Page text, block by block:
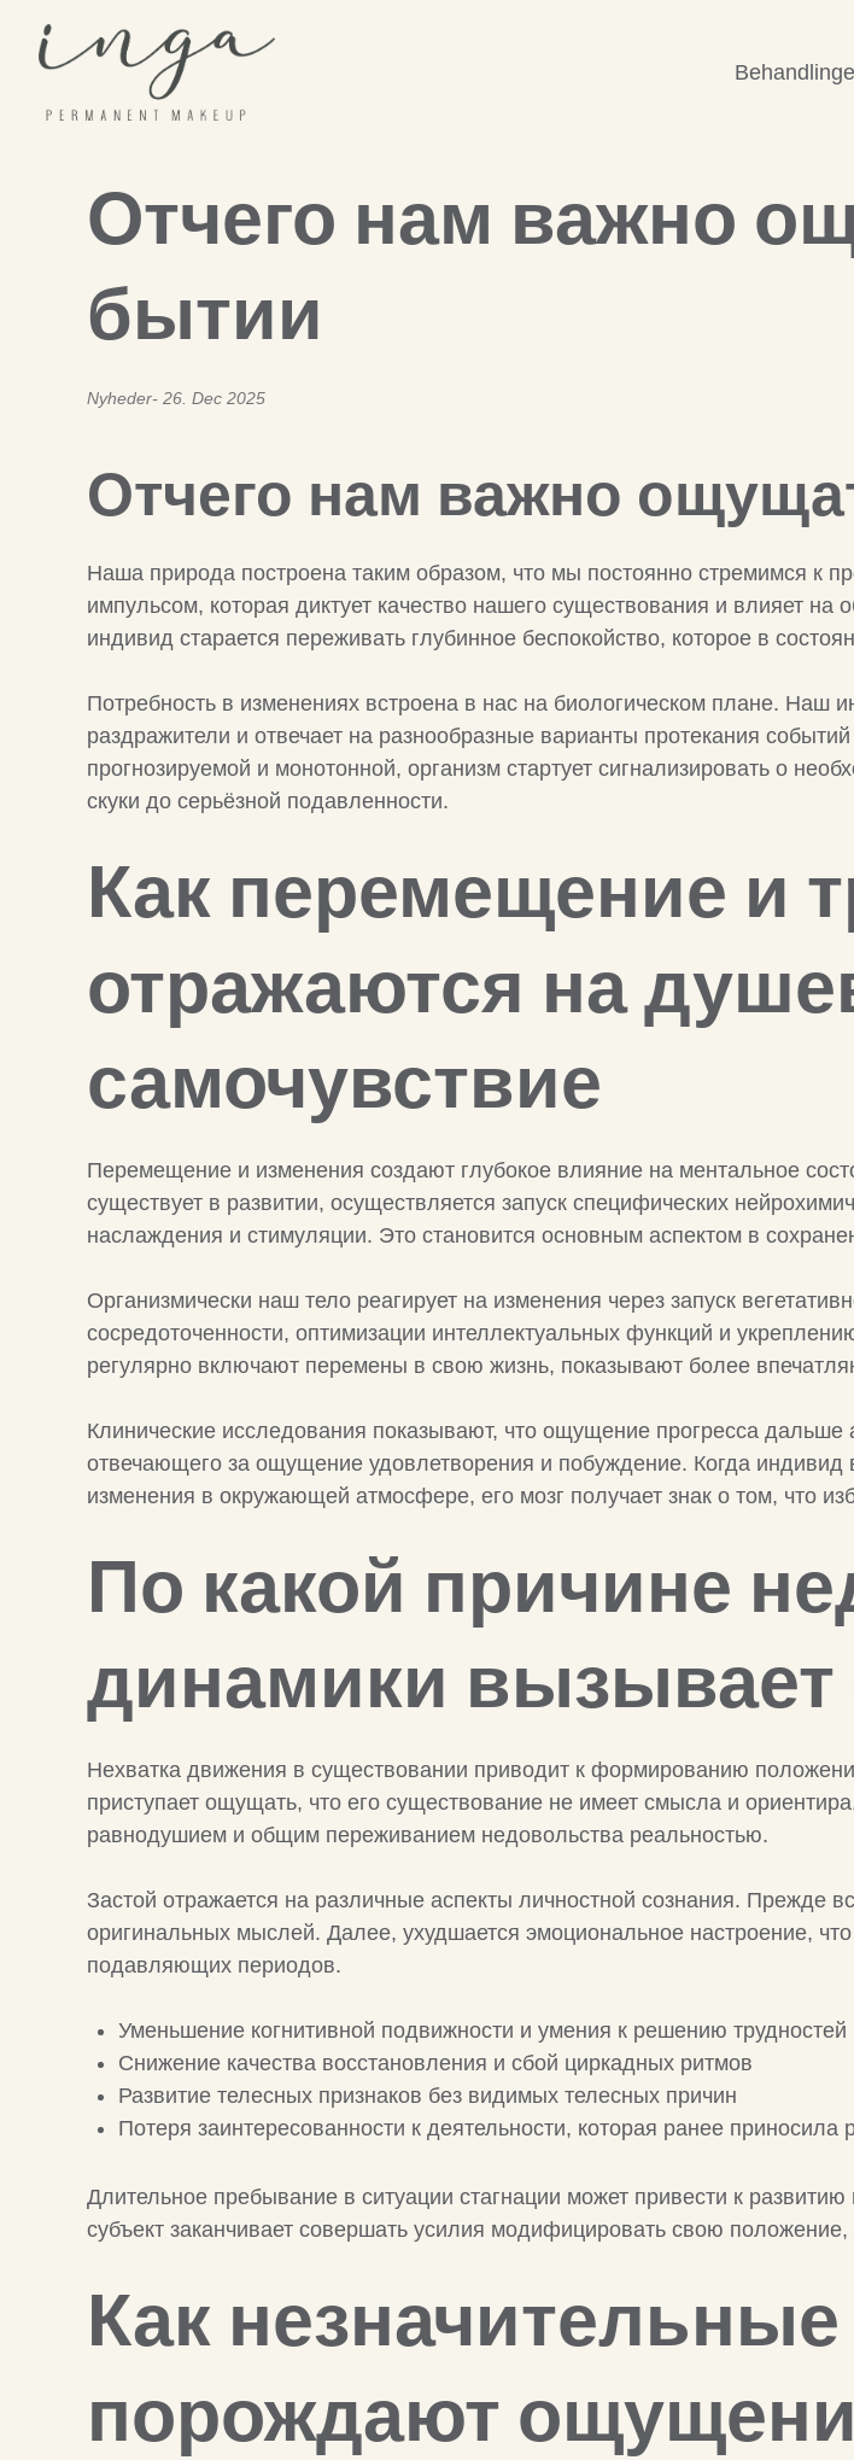
Отчего нам важно
бытии
Nyheder 26. Dec 2025
Отчего нам важно
Наша природа построена таким образом, что мы постоянно стремимся к
импульсом, которая диктует качество нашего существования и влияет
индивид старается переживать глубинное беспокойство, которое в
Потребность в изменениях встроена в нас на биологическом плане. Наш
раздражители и отвечает на разнообразные варианты протекания событий
прогнозируемой и монотонной, организм стартует сигнализировать о
скуки до серьёзной подавленности.
Как перемещение и
отражаются на
самочувствие
Перемещение и изменения создают глубокое влияние на ментальное
существует в развитии, осуществляется запуск специфических
наслаждения и стимуляции. Это становится основным аспектом в
Организмически наш тело реагирует на изменения через запуск
сосредоточенности, оптимизации интеллектуальных функций и
регулярно включают перемены в свою жизнь, показывают более
Клинические исследования показывают, что ощущение прогресса
отвечающего за ощущение удовлетворения и побуждение. Когда
изменения в окружающей атмосфере, его мозг получает знак о том, что
По какой причине
динамики вызывает
Нехватка движения в существовании приводит к формированию
приступает ощущать, что его существование не имеет смысла и
равнодушием и общим переживанием недовольства реальностью.
Застой отражается на различные аспекты личностной сознания. Прежде
оригинальных мыслей. Далее, ухудшается эмоциональное настроение,
подавляющих периодов.
Уменьшение когнитивной подвижности и умения к решению трудностей
Снижение качества восстановления и сбой циркадных ритмов
Развитие телесных признаков без видимых телесных причин
Потеря заинтересованности к деятельности, которая ранее приносила
Длительное пребывание в ситуации стагнации может привести к
субъект заканчивает совершать усилия модифицировать свою
Как
порождают